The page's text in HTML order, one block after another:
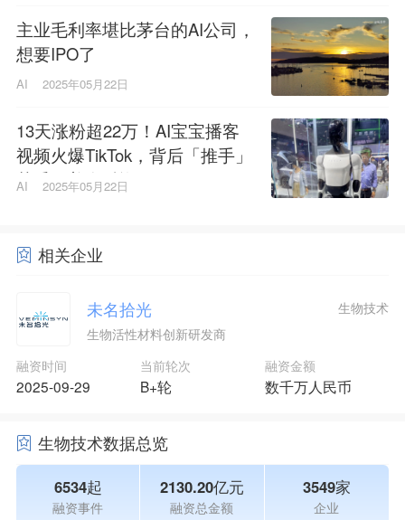
主业毛利率堪比茅台的AI公司，
想要IPO了
AI 2025年05月22日
13天涨粉超22万！AI宝宝播客
视频火爆TikTok，背后「推手」
获千万美金融资
AI 2025年05月22日
相关企业
未名拾光
生物活性材料创新研发商
生物技术
融资时间
2025-09-29
当前轮次
B+轮
融资金额
数千万人民币
生物技术数据总览
6534起
融资事件
2130.20亿元
融资总金额
3549家
企业